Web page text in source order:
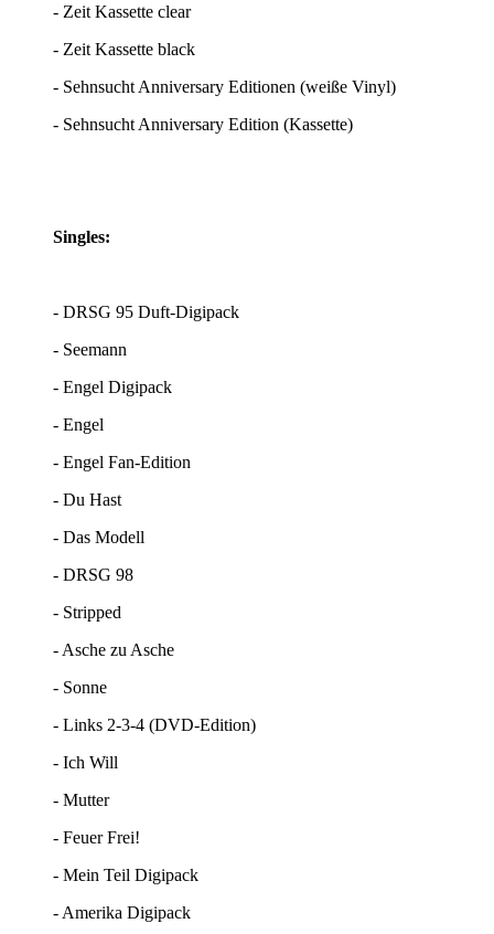
- Zeit Kassette clear
- Zeit Kassette black
- Sehnsucht Anniversary Editionen (weiße Vinyl)
- Sehnsucht Anniversary Edition (Kassette)
Singles:
- DRSG 95 Duft-Digipack
- Seemann
- Engel Digipack
- Engel
- Engel Fan-Edition
- Du Hast
- Das Modell
- DRSG 98
- Stripped
- Asche zu Asche
- Sonne
- Links 2-3-4 (DVD-Edition)
- Ich Will
- Mutter
- Feuer Frei!
- Mein Teil Digipack
- Amerika Digipack